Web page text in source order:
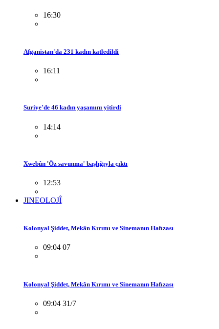
16:30
Afganistan'da 231 kadın katledildi
16:11
Suriye'de 46 kadın yaşamını yitirdi
14:14
Xwebûn 'Öz savunma' başlığıyla çıktı
12:53
JINEOLOJÎ
Kolonyal Şiddet, Mekân Kırımı ve Sinemanın Hafızası
09:04 07
Kolonyal Şiddet, Mekân Kırımı ve Sinemanın Hafızası
09:04 31/7